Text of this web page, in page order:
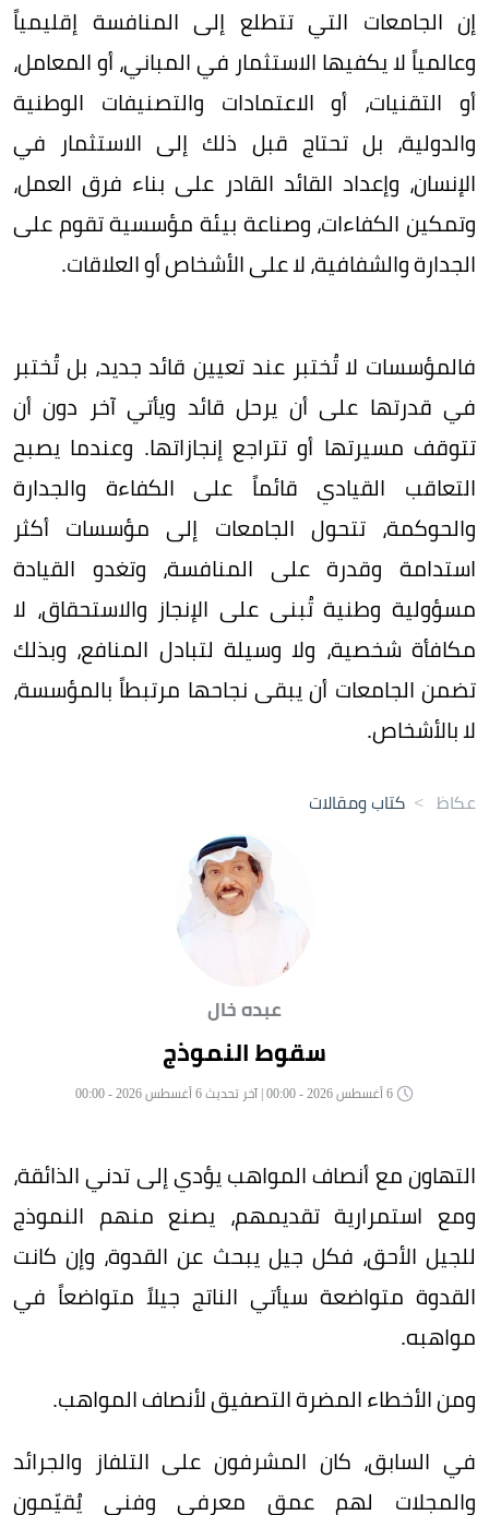
إن الجامعات التي تتطلع إلى المنافسة إقليمياً
وعالمياً لا يكفيها الاستثمار في المباني، أو المعامل،
أو التقنيات، أو الاعتمادات والتصنيفات الوطنية
والدولية، بل تحتاج قبل ذلك إلى الاستثمار في
الإنسان، وإعداد القائد القادر على بناء فرق العمل،
وتمكين الكفاءات، وصناعة بيئة مؤسسية تقوم على
الجدارة والشفافية، لا على الأشخاص أو العلاقات.
فالمؤسسات لا تُختبر عند تعيين قائد جديد، بل تُختبر
في قدرتها على أن يرحل قائد ويأتي آخر دون أن
تتوقف مسيرتها أو تتراجع إنجازاتها. وعندما يصبح
التعاقب القيادي قائماً على الكفاءة والجدارة
والحوكمة، تتحول الجامعات إلى مؤسسات أكثر
استدامة وقدرة على المنافسة، وتغدو القيادة
مسؤولية وطنية تُبنى على الإنجاز والاستحقاق، لا
مكافأة شخصية، ولا وسيلة لتبادل المنافع، وبذلك
تضمن الجامعات أن يبقى نجاحها مرتبطاً بالمؤسسة،
لا بالأشخاص.
عكاظ > كتاب ومقالات
عبده خال
سقوط النموذج
التهاون مع أنصاف المواهب يؤدي إلى تدني الذائقة،
ومع استمرارية تقديمهم، يصنع منهم النموذج
للجيل الأحق، فكل جيل يبحث عن القدوة، وإن كانت
القدوة متواضعة سيأتي الناتج جيلاً متواضعاً في
مواهبه.
ومن الأخطاء المضرة التصفيق لأنصاف المواهب.
في السابق، كان المشرفون على التلفاز والجرائد
والمجلات لهم عمق معرفي وفني يُقيّمون